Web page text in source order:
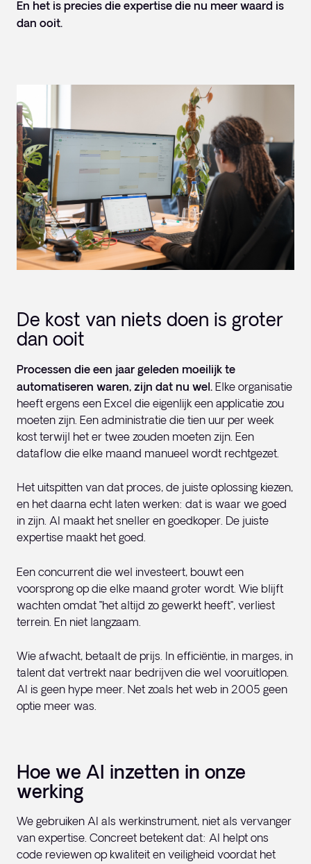
En het is precies die expertise die nu meer waard is
dan ooit.
De kost van niets doen is groter
dan ooit
Processen die een jaar geleden moeilijk te
automatiseren waren, zijn dat nu wel. Elke organisatie
heeft ergens een Excel die eigenlijk een applicatie zou
moeten zijn. Een administratie die tien uur per week
kost terwijl het er twee zouden moeten zijn. Een
dataflow die elke maand manueel wordt rechtgezet.
Het uitspitten van dat proces, de juiste oplossing kiezen,
en het daarna echt laten werken: dat is waar we goed
in zijn. AI maakt het sneller en goedkoper. De juiste
expertise maakt het goed.
Een concurrent die wel investeert, bouwt een
voorsprong op die elke maand groter wordt. Wie blijft
wachten omdat "het altijd zo gewerkt heeft", verliest
terrein. En niet langzaam.
Wie afwacht, betaalt de prijs. In efficiëntie, in marges, in
talent dat vertrekt naar bedrijven die wel vooruitlopen.
AI is geen hype meer. Net zoals het web in 2005 geen
optie meer was.
Hoe we AI inzetten in onze
werking
We gebruiken AI als werkinstrument, niet als vervanger
van expertise. Concreet betekent dat: AI helpt ons
code reviewen op kwaliteit en veiligheid voordat het